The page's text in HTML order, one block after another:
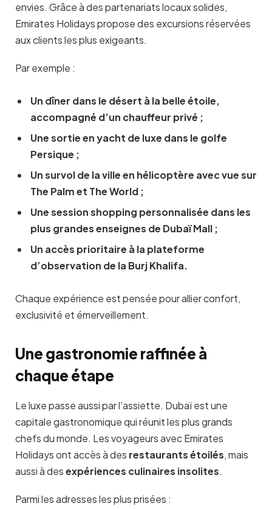
envies. Grâce à des partenariats locaux solides,
Emirates Holidays propose des excursions réservées
aux clients les plus exigeants.
Par exemple :
Un dîner dans le désert à la belle étoile,
accompagné d’un chauffeur privé ;
Une sortie en yacht de luxe dans le golfe
Persique ;
Un survol de la ville en hélicoptère avec vue sur
The Palm et The World ;
Une session shopping personnalisée dans les
plus grandes enseignes de Dubaï Mall ;
Un accès prioritaire à la plateforme
d’observation de la Burj Khalifa.
Chaque expérience est pensée pour allier confort,
exclusivité et émerveillement.
Une gastronomie raffinée à
chaque étape
Le luxe passe aussi par l’assiette. Dubaï est une
capitale gastronomique qui réunit les plus grands
chefs du monde. Les voyageurs avec Emirates
Holidays ont accès à des restaurants étoilés, mais
aussi à desexpériences culinaires insolites.
Parmi les adresses les plus prisées :